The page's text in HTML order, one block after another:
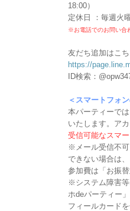
18:00）
定休日 ：毎週火
※お電話でのお問い合
友だち追加はこ
https://
ID検索：
＜スマートフォ
本パーティーで
いたします。ア
受信可能なスマ
※メール受信不
できない場合は
参加費は「お振
※システム障害
ホdeパーティー
フィールカード